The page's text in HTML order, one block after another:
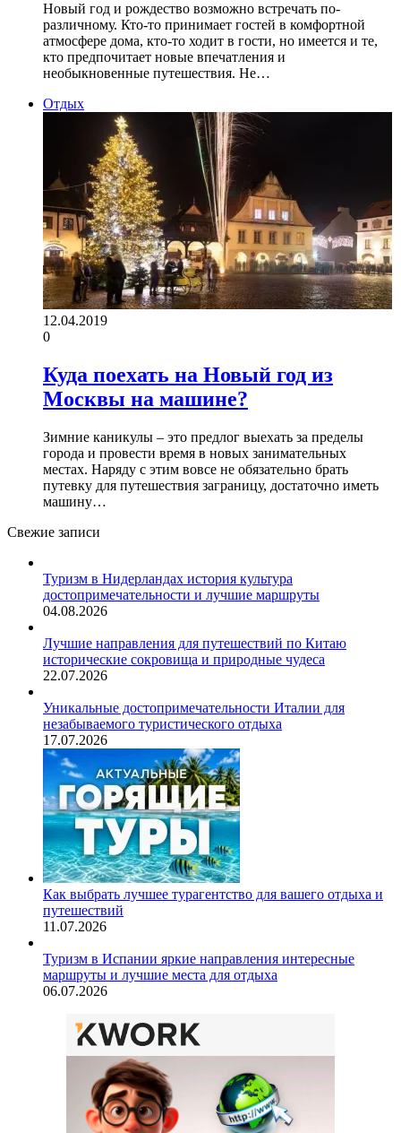
Новый год и рождество возможно встречать по-
различному. Кто-то принимает гостей в комфортной
атмосфере дома, кто-то ходит в гости, но имеется и те,
кто предпочитает новые впечатления и
необыкновенные путешествия. Не…
Отдых
12.04.2019
0
Куда поехать на Новый год из
Москвы на машине?
Зимние каникулы – это предлог выехать за пределы
города и провести время в новых занимательных
местах. Наряду с этим вовсе не обязательно брать
путевку для путешествия заграницу, достаточно иметь
машину…
Свежие записи
Туризм в Нидерландах история культура
достопримечательности и лучшие маршруты
04.08.2026
Лучшие направления для путешествий по Китаю
исторические сокровища и природные чудеса
22.07.2026
Уникальные достопримечательности Италии для
незабываемого туристического отдыха
17.07.2026
Как выбрать лучшее турагентство для вашего отдыха и
путешествий
11.07.2026
Туризм в Испании яркие направления интересные
маршруты и лучшие места для отдыха
06.07.2026